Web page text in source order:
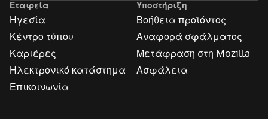
Mozilla
Εταιρεία
Ηγεσία
Κέντρο τύπου
Καριέρες
Ηλεκτρονικό κατάστημα
Επικοινωνία
Υποστήριξη
Βοήθεια προϊόντος
Αναφορά σφάλματος
Μετάφραση στη Mozilla
Ασφάλεια